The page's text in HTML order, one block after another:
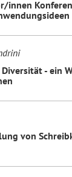
innen
- ein
von